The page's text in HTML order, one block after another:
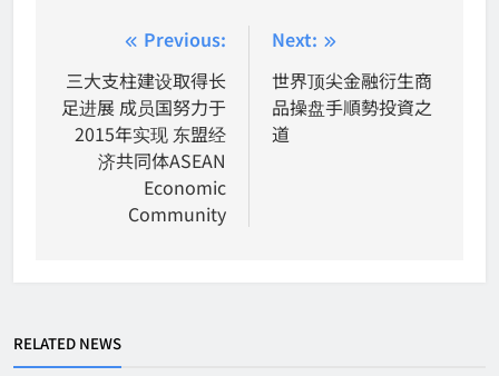
navigation
Previous:
三大支柱建设取得长
足进展 成员国努力于
2015年实现 东盟经
济共同体ASEAN
Economic
Community
Next:
世界顶尖金融衍生商
品操盘手順勢投資之
道
RELATED NEWS